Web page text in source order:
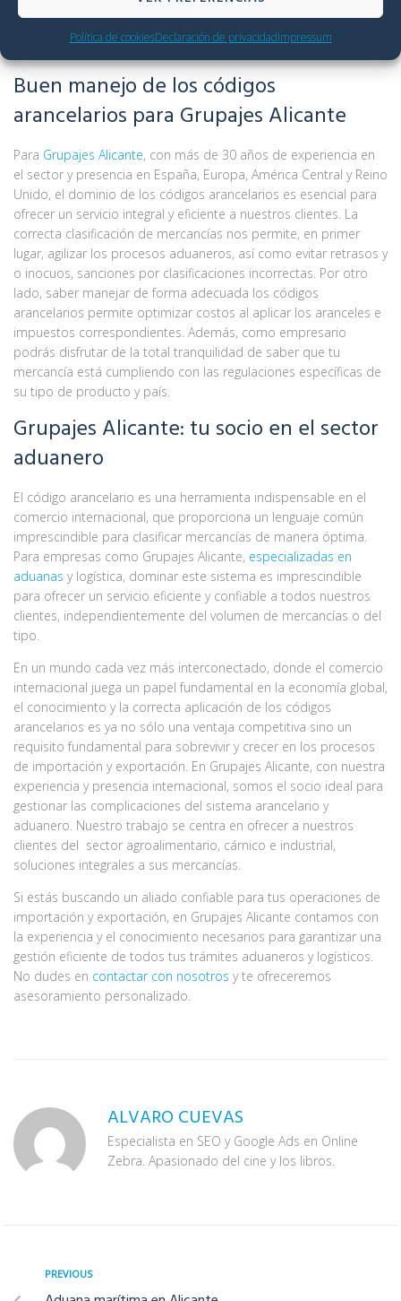
Política de cookiesDeclaración de privacidadImpressum
tecnológicos.Por otro lado, también exige estar al día de las
actualizaciones periódicas de forma constante.
Buen manejo de los códigos
arancelarios para Grupajes Alicante
Para Grupajes Alicante, con más de 30 años de experiencia en
el sector y presencia en España, Europa, América Central y Reino
Unido, el dominio de los códigos arancelarios es esencial para
ofrecer un servicio integral y eficiente a nuestros clientes. La
correcta clasificación de mercancías nos permite, en primer
lugar, agilizar los procesos aduaneros, así como evitar retrasos y
o inocuos, sanciones por clasificaciones incorrectas. Por otro
lado, saber manejar de forma adecuada los códigos
arancelarios permite optimizar costos al aplicar los aranceles e
impuestos correspondientes. Además, como empresario
podrás disfrutar de la total tranquilidad de saber que tu
mercancía está cumpliendo con las regulaciones específicas de
su tipo de producto y país.
Grupajes Alicante: tu socio en el sector
aduanero
El código arancelario es una herramienta indispensable en el
comercio internacional, que proporciona un lenguaje común
imprescindible para clasificar mercancías de manera óptima.
Para empresas como Grupajes Alicante, especializadas en
aduanas y logística, dominar este sistema es imprescindible
para ofrecer un servicio eficiente y confiable a todos nuestros
clientes, independientemente del volumen de mercancías o del
tipo.
En un mundo cada vez más interconectado, donde el comercio
internacional juega un papel fundamental en la economía global,
el conocimiento y la correcta aplicación de los códigos
arancelarios es ya no sólo una ventaja competitiva sino un
requisito fundamental para sobrevivir y crecer en los procesos
de importación y exportación. En Grupajes Alicante, con nuestra
experiencia y presencia internacional, somos el socio ideal para
gestionar las complicaciones del sistema arancelario y
aduanero. Nuestro trabajo se centra en ofrecer a nuestros
clientes del sector agroalimentario, cárnico e industrial,
soluciones integrales a sus mercancías.
Si estás buscando un aliado confiable para tus operaciones de
importación y exportación, en Grupajes Alicante contamos con
la experiencia y el conocimiento necesarios para garantizar una
gestión eficiente de todos tus trámites aduaneros y logísticos.
No dudes en contactar con nosotros y te ofreceremos
asesoramiento personalizado.
ALVARO CUEVAS
Especialista en SEO y Google Ads en Online
Zebra. Apasionado del cine y los libros.
PREVIOUS